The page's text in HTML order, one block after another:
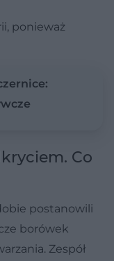
ponieważ
Co
postanowili
borówek
Zespół